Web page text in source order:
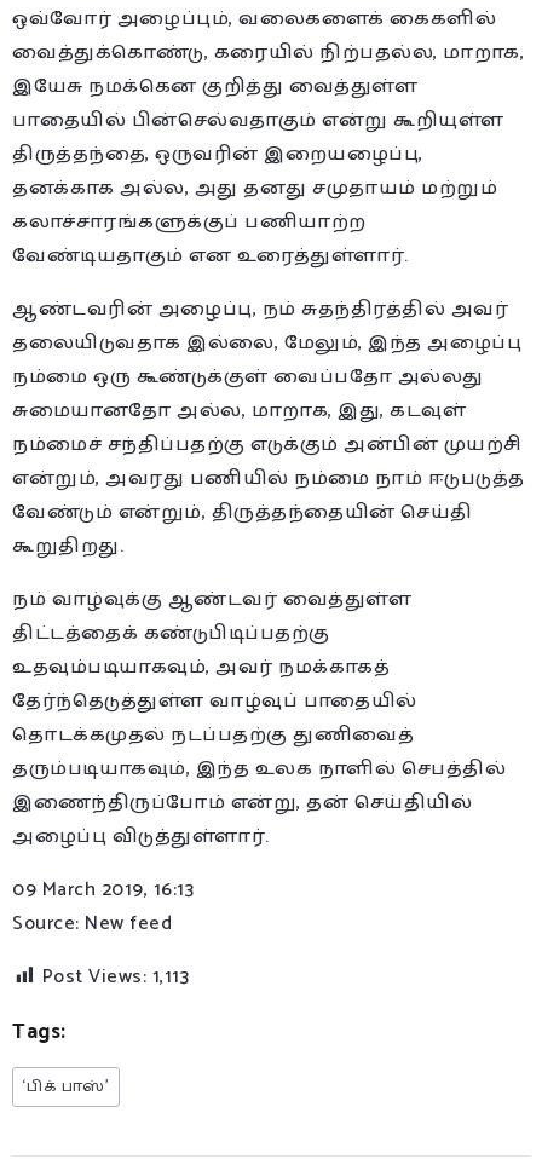
ஒவ்வோர் அழைப்பும், வலைகளைக் கைகளில்
வைத்துக்கொண்டு, கரையில் நிற்பதல்ல, மாறாக,
இயேசு நமக்கென குறித்து வைத்துள்ள
பாதையில் பின்செல்வதாகும் என்று கூறியுள்ள
திருத்தந்தை, ஒருவரின் இறையழைப்பு,
தனக்காக அல்ல, அது தனது சமுதாயம் மற்றும்
கலாச்சாரங்களுக்குப் பணியாற்ற
வேண்டியதாகும் என உரைத்துள்ளார்.
ஆண்டவரின் அழைப்பு, நம் சுதந்திரத்தில் அவர்
தலையிடுவதாக இல்லை, மேலும், இந்த அழைப்பு
நம்மை ஒரு கூண்டுக்குள் வைப்பதோ அல்லது
சுமையானதோ அல்ல, மாறாக, இது, கடவுள்
நம்மைச் சந்திப்பதற்கு எடுக்கும் அன்பின் முயற்சி
என்றும், அவரது பணியில் நம்மை நாம் ஈடுபடுத்த
வேண்டும் என்றும், திருத்தந்தையின் செய்தி
கூறுதிறது.
நம் வாழ்வுக்கு ஆண்டவர் வைத்துள்ள
திட்டத்தைக் கண்டுபிடிப்பதற்கு
உதவும்படியாகவும், அவர் நமக்காகத்
தேர்ந்தெடுத்துள்ள வாழ்வுப் பாதையில்
தொடக்கமுதல் நடப்பதற்கு துணிவைத்
தரும்படியாகவும், இந்த உலக நாளில் செபத்தில்
இணைந்திருப்போம் என்று, தன் செய்தியில்
அழைப்பு விடுத்துள்ளார்.
09 March 2019, 16:13
Source: New feed
Post Views:1,113
Tags:
‘பிக் பாஸ்’